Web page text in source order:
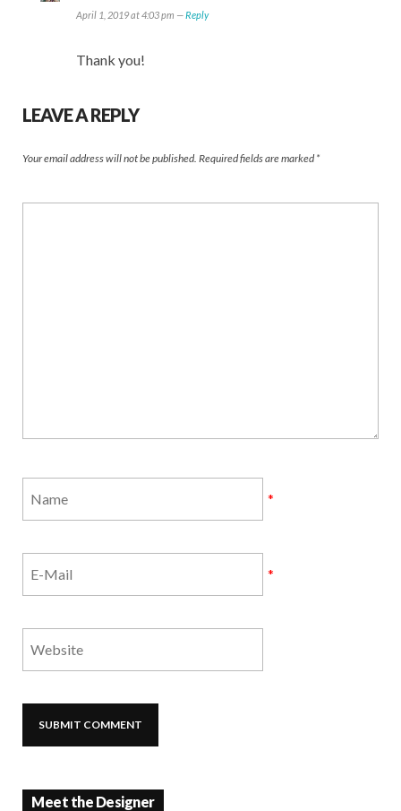
April 1, 2019 at 4:03 pm — Reply
Thank you!
LEAVE A REPLY
Your email address will not be published. Required fields are marked *
*
*
Meet the Designer